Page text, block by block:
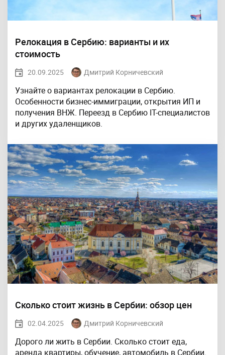
Релокация в Сербию: варианты и их
стоимость
20.09.2025 Дмитрий Корничевский
Узнайте о вариантах релокации в Сербию.
Особенности бизнес-иммиграции, открытия ИП и
получения ВНЖ. Переезд в Сербию IТ-специалистов
и других удаленщиков.
Сколько стоит жизнь в Сербии: обзор цен
02.04.2025 Дмитрий Корничевский
Дорого ли жить в Сербии. Сколько стоит еда,
аренда квартиры, обучение, автомобиль в Сербии.